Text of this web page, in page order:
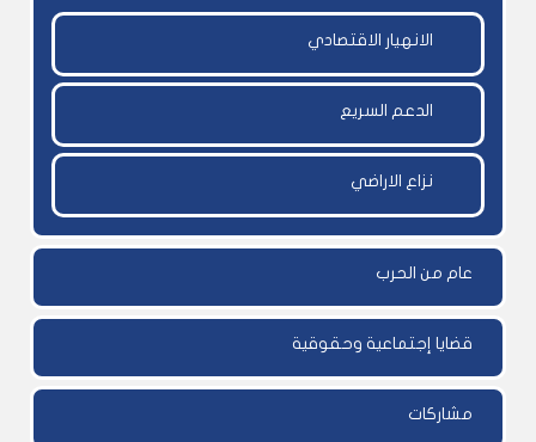
الانهيار الاقتصادي
الدعم السريع
نزاع الاراضي
عام من الحرب
قضايا إجتماعية وحقوقية
مشاركات